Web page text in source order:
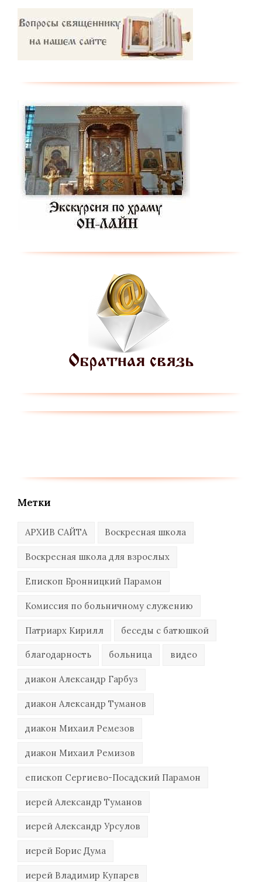
Метки
АРХИВ САЙТА Воскресная школа
Воскресная школа для взрослых
Епископ Бронницкий Парамон
Комиссия по больничному служению
Патриарх Кирилл беседы с батюшкой
благодарность больница видео
диакон Александр Гарбуз
диакон Александр Туманов
диакон Михаил Ремезов
диакон Михаил Ремизов
епископ Сергиево-Посадский Парамон
иерей Александр Туманов
иерей Александр Урсулов
иерей Борис Дума
иерей Владимир Купарев